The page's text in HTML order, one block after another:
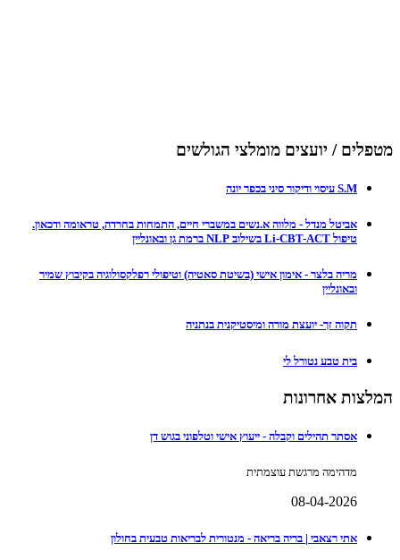
מטפלים / יועצים מומלצי הגולשים
S.M עיסוי ודיקור סיני בכפר יונה
אביטל מנדל - מלווה א.נשים במשברי חיים, התמחות בחרדה, טראומה ודכאון.
טיפול Li-CBT-ACT בשילוב NLP ברמת גן ובאונליין
מריה בלצר - אימון אישי (בשיטת סאטיה) וטיפולי רפלקסולוגיה בקיבוץ שמיר
ובאונליין
תקוה זך- יועצת מורה ומיסטיקנית בנתניה
בית טבע נטורל לי
המלצות אחרונות
אסתר תהילים וקבלה - ייעוץ אישי וטלפוני בגוש דן
מדהימה מרגשת עוצמתית
08-04-2026
אתי רצאבי | בריה בריאה - מנטורית לבריאות טבעית בחולון